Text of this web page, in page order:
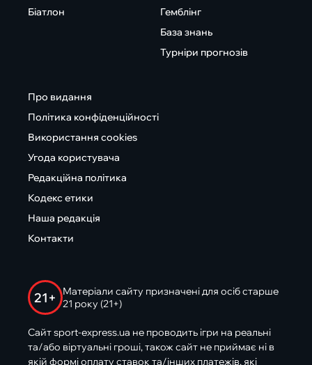
Біатлон
Гемблінг
База знань
Турніри прогнозів
Про видання
Політика конфіденційності
Використання cookies
Угода користувача
Редакційна політика
Кодекс етики
Наша редакція
Контакти
21+
Матеріали сайту призначені для осіб старше
21 року (21+)
Сайт sport-express.ua не проводить ігри на реальні
та/або віртуальні гроші, також сайт не приймає ні в
якій формі оплату ставок та/інших платежів, які